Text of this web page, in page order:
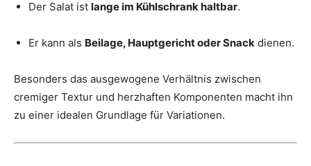
Der Salat ist lange im Kühlschrank haltbar.
Er kann als Beilage, Hauptgericht oder Snack dienen.
Besonders das ausgewogene Verhältnis zwischen
cremiger Textur und herzhaften Komponenten macht ihn
zu einer idealen Grundlage für Variationen.